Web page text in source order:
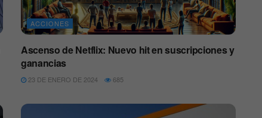
ACCIONES
Ascenso de Netflix: Nuevo hit en suscripciones y
ganancias
23 DE ENERO DE 2024 685